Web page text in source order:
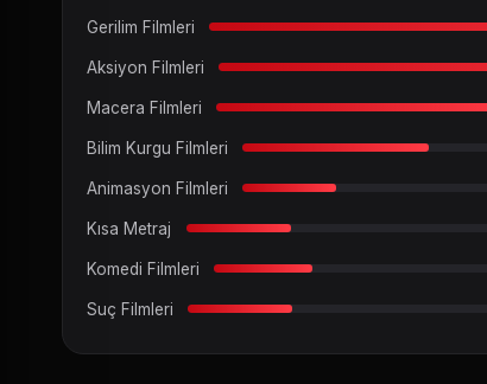
Gerilim Filmleri
Aksiyon Filmleri
Macera Filmleri
Bilim Kurgu Filmleri
Animasyon Filmleri
Kısa Metraj
Komedi Filmleri
Suç Filmleri